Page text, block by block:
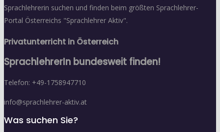
Sprachlehrerin suchen und finden beim größten Sprachlehrer-
Portal Österreichs "Sprachlehrer Aktiv".
Privatunterricht in Österreich
SprachlehrerIn bundesweit finden!
Telefon: +49-1758947710
info@sprachlehrer-aktiv.at
Was suchen Sie?